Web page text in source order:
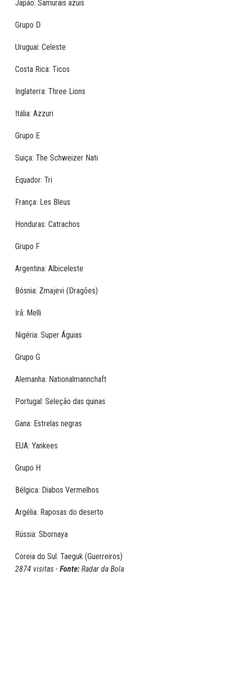
Japão: Samurais azuis
Grupo D
Uruguai: Celeste
Costa Rica: Ticos
Inglaterra: Three Lions
Itália: Azzuri
Grupo E
Suiça: The Schweizer Nati
Equador: Tri
França: Les Bleus
Honduras: Catrachos
Grupo F
Argentina: Albiceleste
Bósnia: Zmajevi (Dragões)
Irã: Melli
Nigéria: Super Águias
Grupo G
Alemanha: Nationalmannchaft
Portugal: Seleção das quinas
Gana: Estrelas negras
EUA: Yankees
Grupo H
Bélgica: Diabos Vermelhos
Argélia: Raposas do deserto
Rússia: Sbornaya
Coreia do Sul: Taeguk (Guerreiros)
2874 visitas - Fonte: Radar da Bola